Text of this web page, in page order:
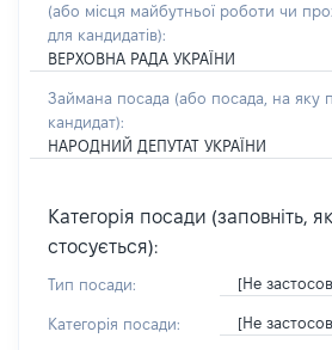
(або місця майбутньої роботи чи
для кандидатів):
ВЕРХОВНА РАДА УКРАЇНИ
Займана посада (або посада, на яку
кандидат):
НАРОДНИЙ ДЕПУТАТ УКРАЇНИ
Категорія посади (заповніть,
стосується):
Тип посади: [Не
Категорія посади: [Не